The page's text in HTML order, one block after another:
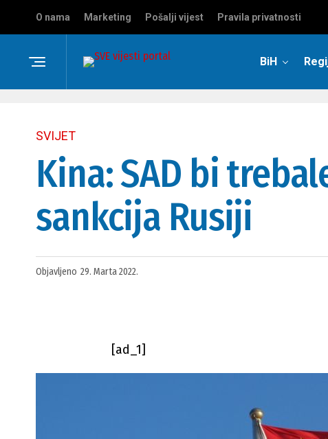
O nama Marketing Pošalji vijest Pravila privatnosti
BiH
SVIJET
Kina: SAD bi
sankcija Rusiji
Objavljeno 29. Marta 2022.
[ad_1]